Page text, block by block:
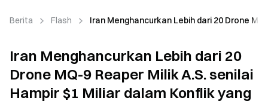
Berita Flash Iran Menghancurkan Lebih dari 20 Drone
Iran Menghancurkan Lebih dari 20
Drone MQ-9 Reaper Milik A.S. senilai
Hampir $1 Miliar dalam Konflik yang